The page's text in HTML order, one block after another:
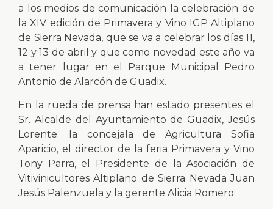
a los medios de comunicación la celebración de
la XIV edición de Primavera y Vino IGP Altiplano
de Sierra Nevada, que se va a celebrar los días 11,
12 y 13 de abril y que como novedad este año va
a tener lugar en el Parque Municipal Pedro
Antonio de Alarcón de Guadix.
En la rueda de prensa han estado presentes el
Sr. Alcalde del Ayuntamiento de Guadix, Jesús
Lorente; la concejala de Agricultura Sofia
Aparicio, el director de la feria Primavera y Vino
Tony Parra, el Presidente de la Asociación de
Vitivinicultores Altiplano de Sierra Nevada Juan
Jesús Palenzuela y la gerente Alicia Romero.